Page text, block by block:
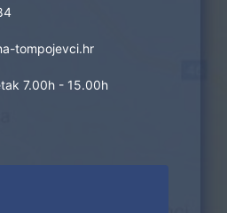
tompojevci.hr
7.00h - 15.00h